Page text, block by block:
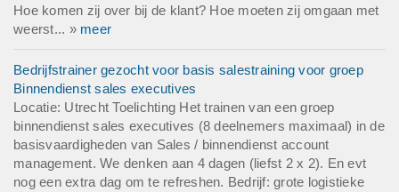
Hoe komen zij over bij de klant? Hoe moeten zij omgaan met
weerst... » meer
Bedrijfstrainer gezocht voor basis salestraining voor groep
Binnendienst sales executives
Locatie: Utrecht Toelichting Het trainen van een groep
binnendienst sales executives (8 deelnemers maximaal) in de
basisvaardigheden van Sales / binnendienst account
management. We denken aan 4 dagen (liefst 2 x 2). En evt
nog een extra dag om te refreshen. Bedrijf: grote logistieke